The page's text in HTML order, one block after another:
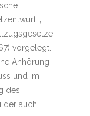
„…
vorgelegt.
Anhörung
und im
des
der auch